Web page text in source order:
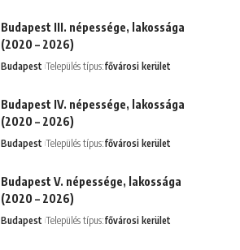
Budapest III. népessége, lakossága
(2020 – 2026)
Budapest Település típus:fővárosi kerület
Budapest IV. népessége, lakossága
(2020 – 2026)
Budapest Település típus:fővárosi kerület
Budapest V. népessége, lakossága
(2020 – 2026)
Budapest Település típus:fővárosi kerület